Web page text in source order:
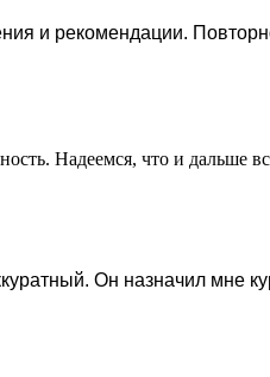
и рекомендации.
Надеемся, что и дальше
Он назначил мне